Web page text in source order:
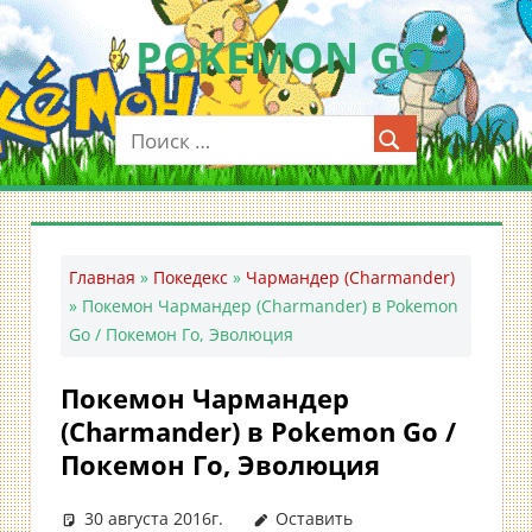
Перейти
к
содержимомуPOKEMON GO
Мобильное
приложение
для
ловли
Покемон
Главная » Покедекс » Чармандер (Charmander)
» Покемон Чармандер (Charmander) в Pokemon
Go / Покемон Го, Эволюция
Покемон Чармандер
(Charmander) в Pokemon Go /
Покемон Го, Эволюция
30 августа 2016г.
Оставить